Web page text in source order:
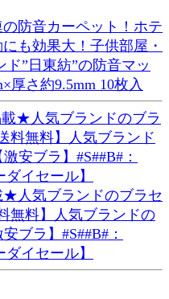
の防音カーペット！ホテ
も効果大！子供部屋・
”日東紡”の防音マッ
厚さ約9.5mm 10枚入
★人気ブランドのブラセ
無料】人気ブランドの
ブラ】#S##B#：
ダイセール】